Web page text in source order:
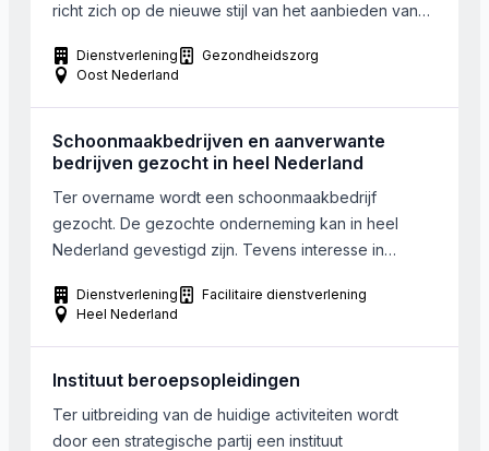
richt zich op de nieuwe stijl van het aanbieden van
topsegment. Men biedt sportvoorzieningen, lifestyle-
voorzieningen, paramedische trainingen en high end
bedrijf heeft een bancaire achtergrond. Sinds […]
Dienstverlening
Gezondheidszorg
Oost Nederland
Schoonmaakbedrijven en aanverwante
bedrijven gezocht in heel Nederland
Ter overname wordt een schoonmaakbedrijf
gezocht. De gezochte onderneming kan in heel
Nederland gevestigd zijn. Tevens interesse in
beveiligingsbedrijf. Ook interesse in handelsbedrijf in
schoonmaakartikelen.
Dienstverlening
Facilitaire dienstverlening
Heel Nederland
Instituut beroepsopleidingen
Ter uitbreiding van de huidige activiteiten wordt
door een strategische partij een instituut